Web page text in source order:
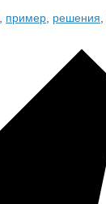
пример решения